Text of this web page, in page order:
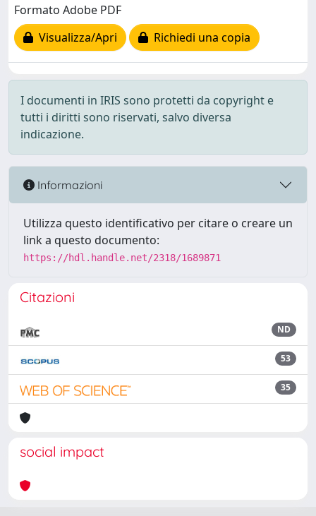
Formato Adobe PDF
Visualizza/Apri
Richiedi una copia
I documenti in IRIS sono protetti da copyright e
tutti i diritti sono riservati, salvo diversa
indicazione.
Informazioni
Utilizza questo identificativo per citare o creare un
link a questo documento:
https://hdl.handle.net/2318/1689871
Citazioni
ND
53
35
social impact